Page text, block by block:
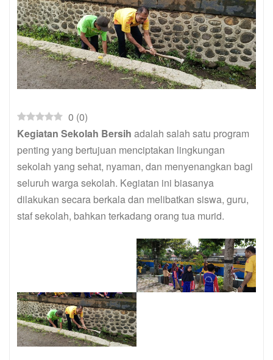
0 (0)
Kegiatan Sekolah Bersih adalah salah satu program
penting yang bertujuan menciptakan lingkungan
sekolah yang sehat, nyaman, dan menyenangkan bagi
seluruh warga sekolah. Kegiatan ini biasanya
dilakukan secara berkala dan melibatkan siswa, guru,
staf sekolah, bahkan terkadang orang tua murid.